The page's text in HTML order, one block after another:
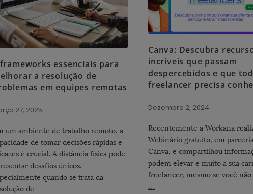
essenciais para
a resolução de
em equipes remotas
27, 2025
um ambiente de trabalho remoto, a
de tomar decisões rápidas e
é crucial. A distância física pode
desafios únicos,
quando se trata da
de …
Canva: Descubra
incríveis que passam
despercebidos e que
freelancer precisa
Dezembro 2, 2024
Recentemente a Workana
Webinário gratuito, em
Canva, e compartilhou
podem elevar e muito a sua
freelancer, mesmo se você
…